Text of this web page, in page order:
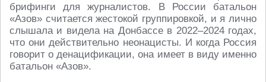
брифинги для журналистов. В России батальон
«Азов» считается жестокой группировкой, и я лично
слышала и видела на Донбассе в 2022–2024 годах,
что они действительно неонацисты. И когда Россия
говорит о денацификации, она имеет в виду именно
батальон «Азов».